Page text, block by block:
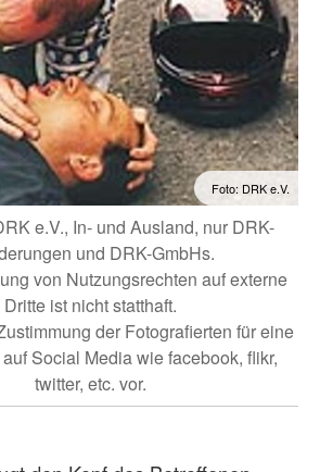
Foto: DRK e.V.
e.V., In- und Ausland, nur DRK-
und DRK-GmbHs.
von Nutzungsrechten auf externe
Dritte ist nicht statthaft.
der Fotografierten für eine
Social Media wie facebook, flikr,
twitter, etc. vor.